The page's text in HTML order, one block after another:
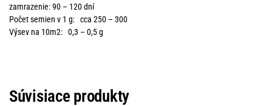
zamrazenie: 90 – 120 dní
Počet semien v 1 g: cca 250 – 300
Výsev na 10m2: 0,3 – 0,5 g
Súvisiace produkty